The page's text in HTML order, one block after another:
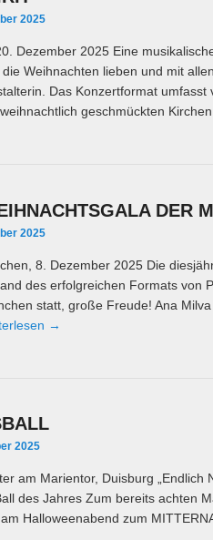
2025
Dezember 2025 Eine
Weihnachten lieben und mit
Das Konzertformat
geschmückten
DER
2025
8. Dezember 2025 Die
des erfolgreichen Formats von
statt, große Freude! Ana
→
2025
am Marientor, Duisburg
des Jahres Zum bereits achten
Halloweenabend zum